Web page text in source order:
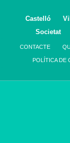
Castelló
Societat
CONTACTE
POLÍTICA DE